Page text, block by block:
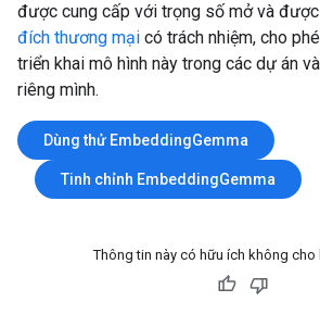
được cung cấp với trọng số mở và
đích thương mại có trách nhiệm, cho
triển khai mô hình này trong các dự án
riêng mình.
Dùng thử EmbeddingGemma
Tinh chỉnh EmbeddingGemma
Thông tin này có hữu ích không cho